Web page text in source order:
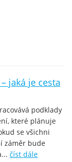
jaká je cesta
podklady
které plánuje
se všichni
záměr bude
číst dále